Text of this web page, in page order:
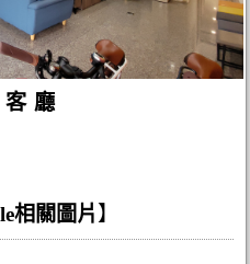
客廳
相關圖片 】